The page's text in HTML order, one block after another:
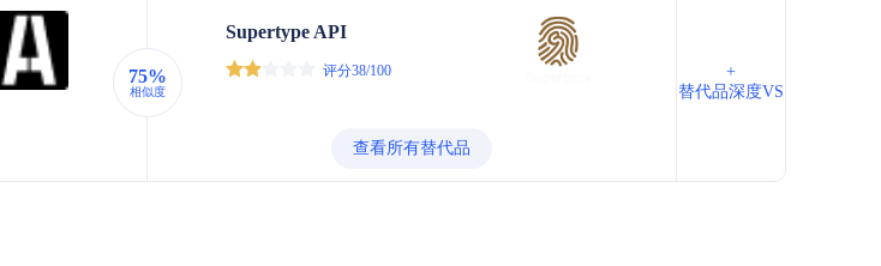
75%
相似度
Supertype API
评分38/100
查看所有替代品
+
替代品深度VS